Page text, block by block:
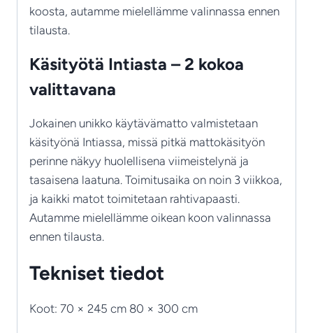
koosta, autamme mielellämme valinnassa ennen
tilausta.
Käsityötä Intiasta – 2 kokoa
valittavana
Jokainen unikko käytävämatto valmistetaan
käsityönä Intiassa, missä pitkä mattokäsityön
perinne näkyy huolellisena viimeistelynä ja
tasaisena laatuna. Toimitusaika on noin 3 viikkoa,
ja kaikki matot toimitetaan rahtivapaasti.
Autamme mielellämme oikean koon valinnassa
ennen tilausta.
Tekniset tiedot
Koot: 70 × 245 cm 80 × 300 cm